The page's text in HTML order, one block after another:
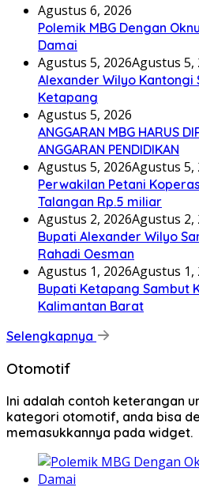
Agustus 6, 2026
Polemik MBG Dengan
Damai
Agustus 5, 2026Agustus 5,
Alexander Wilyo Kantongi
Ketapang
Agustus 5, 2026
ANGGARAN MBG HARUS
ANGGARAN PENDIDIKAN
Agustus 5, 2026Agustus 5,
Perwakilan Petani
Talangan Rp.5 miliar
Agustus 2, 2026Agustus 2,
Bupati Alexander Wilyo
Rahadi Oesman
Agustus 1, 2026Agustus 1,
Bupati Ketapang Sambut
Kalimantan Barat
Selengkapnya
Otomotif
Ini adalah contoh keterangan
kategori otomotif, anda bisa
memasukkannya pada widget.